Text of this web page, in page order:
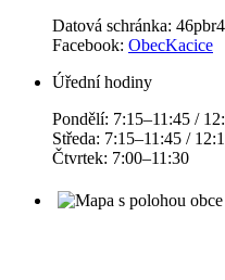
Datová schránka:
Facebook: ObecKacice
Úřední hodiny
Pondělí: 7:15–11:45 /
Středa: 7:15–11:45 /
Čtvrtek: 7:00–11:30